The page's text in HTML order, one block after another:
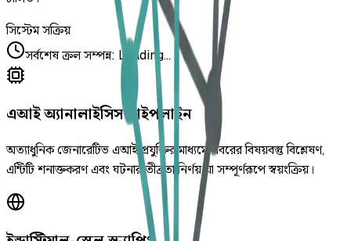
সিস্টেম সক্রিয়
সর্বশেষ ক্রল সম্পন্ন: Loading...
এআই অ্যানালাইসিস পাইপলাইন
অত্যাধুনিক জেনারেটিভ এআই প্রযুক্তির মাধ্যমে খবরের বিষয়বস্তু বিশ্লেষণ,
এন্টিটি শনাক্তকরণ এবং ঘটনার তীব্রতা নির্ণয় যা সম্পূর্ণরূপে স্বয়ংক্রিয়।